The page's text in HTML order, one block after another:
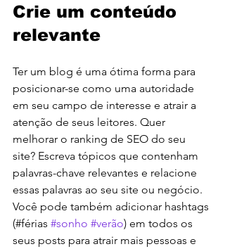
Crie um conteúdo
relevante
Ter um blog é uma ótima forma para
posicionar-se como uma autoridade
em seu campo de interesse e atrair a
atenção de seus leitores. Quer
melhorar o ranking de SEO do seu
site? Escreva tópicos que contenham
palavras-chave relevantes e relacione
essas palavras ao seu site ou negócio.
Você pode também adicionar hashtags
(#férias #sonho #verão) em todos os
seus posts para atrair mais pessoas e